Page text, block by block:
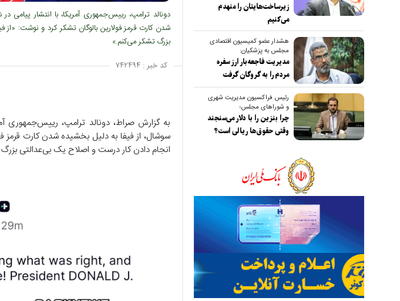
دونالد ترامپ، رییس‌جمهوری آمریکا، با انتشار پیامی
شدن کارت قرمز فولارین بالوگان تشکر کرد و نوشت:
بزرگ تشکر می‌کنم.»
کد خبر :۷۴۲۴۹۴
به گزارش صراط، دونالد ترامپ، رییس‌جمهوری
سوشال، از فیفا به دلیل بخشیده شدن کارت قرمز
انجام دادن کار درست و اصلاح یک بی‌عدالتی
زیرساخت‌هایتان را منهدم
می‌کنیم
هشدار عضو کمیسیون اقتصادی
مجلس به پزشکیان:
مدیریت فاجعه‌بار ارز سفره
مردم را به گروگان گرفت
رئیس فراکسیون مدیریت شهری
و شوراهای مجلس؛
چرا بنزین را با دلار می‌سنجند
وقتی حقوق‌ها ریالی است؟